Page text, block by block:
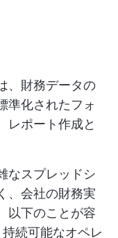
、財務データの
準化されたフォ
レポート作成と
なスプレッドシ
、会社の財務実
以下のことが容
持続可能なオペレ